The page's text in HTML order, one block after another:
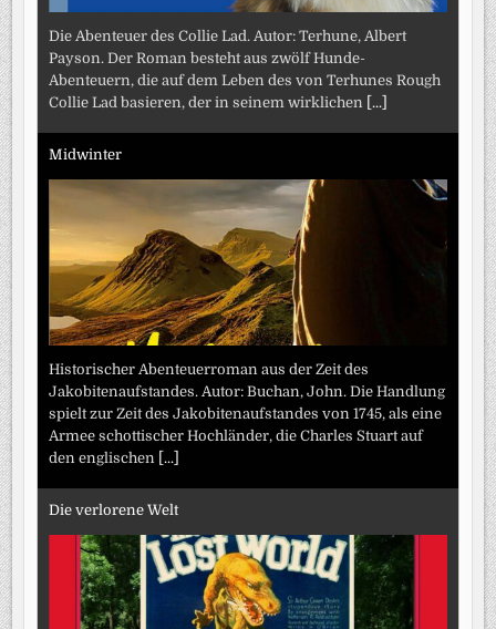
Die Abenteuer des Collie Lad. Autor: Terhune, Albert
Payson. Der Roman besteht aus zwölf Hunde-
Abenteuern, die auf dem Leben des von Terhunes Rough
Collie Lad basieren, der in seinem wirklichen [...]
Midwinter
Historischer Abenteuerroman aus der Zeit des
Jakobitenaufstandes. Autor: Buchan, John. Die Handlung
spielt zur Zeit des Jakobitenaufstandes von 1745, als eine
Armee schottischer Hochländer, die Charles Stuart auf
den englischen [...]
Die verlorene Welt